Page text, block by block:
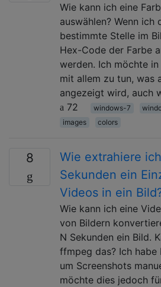
Wie kann ich eine
auswählen? Wenn ich
bestimmte Stelle im
Hex-Code der Farbe
werden. Ich möchte
mit allem zu tun, was
angezeigt wird, auch
72
windows-7
images
colors
8
Wie extrahiere
Sekunden ein
Videos in ein
Wie kann ich eine
von Bildern
N Sekunden ein Bild.
ffmpeg das? Ich habe
um Screenshots
möchte dies jedoch